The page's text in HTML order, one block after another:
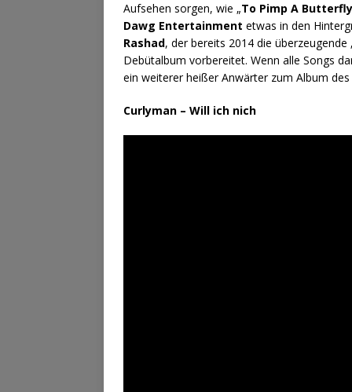
Aufsehen sorgen, wie „To Pimp A Butterfly
Dawg Entertainment etwas in den
Rashad, der bereits 2014 die überzeugende
Debütalbum vorbereitet. Wenn alle Songs
ein weiterer heißer Anwärter zum Album
Curlyman – Will ich nich